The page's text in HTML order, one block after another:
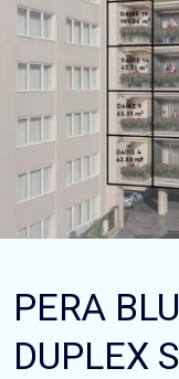
PERA
DUPLEX